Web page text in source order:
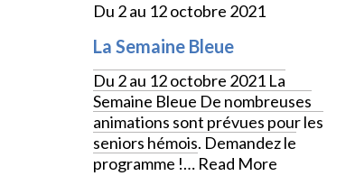
Du 2 au 12 octobre 2021
La Semaine Bleue
Du 2 au 12 octobre 2021 La
Semaine Bleue De nombreuses
animations sont prévues pour les
seniors hémois. Demandez le
programme !… Read More